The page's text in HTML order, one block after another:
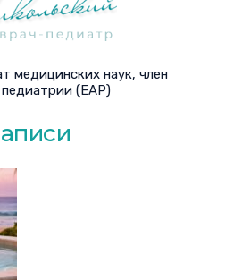
медицинских наук, член
(EAP)